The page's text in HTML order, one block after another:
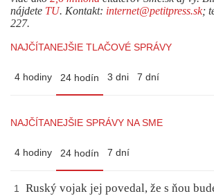
nájdete TU. Kontakt: internet@petitpress.sk;
227.
NAJČÍTANEJŠIE TLAČOVÉ SPRÁVY
4 hodiny 24 hodín 3 dni 7 dní
NAJČÍTANEJŠIE SPRÁVY NA SME
4 hodiny 24 hodín 7 dní
1
Ruský vojak jej povedal, že s ňou